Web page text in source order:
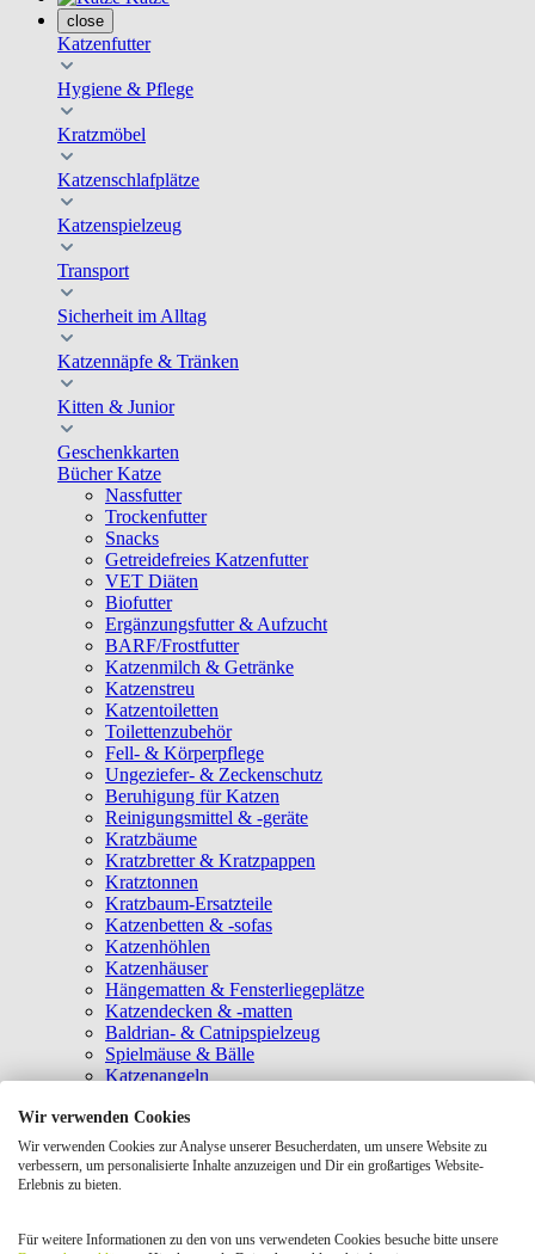
close
Katzenfutter
Hygiene & Pflege
Kratzmöbel
Katzenschlafplätze
Katzenspielzeug
Transport
Sicherheit im Alltag
Katzennäpfe & Tränken
Kitten & Junior
Geschenkkarten
Bücher Katze
Nassfutter
Trockenfutter
Snacks
Getreidefreies Katzenfutter
VET Diäten
Biofutter
Ergänzungsfutter & Aufzucht
BARF/Frostfutter
Katzenmilch & Getränke
Katzenstreu
Katzentoiletten
Toilettenzubehör
Fell- & Körperpflege
Ungeziefer- & Zeckenschutz
Beruhigung für Katzen
Reinigungsmittel & -geräte
Kratzbäume
Kratzbretter & Kratzpappen
Kratztonnen
Kratzbaum-Ersatzteile
Katzenbetten & -sofas
Katzenhöhlen
Katzenhäuser
Hängematten & Fensterliegeplätze
Katzendecken & -matten
Baldrian- & Catnipspielzeug
Spielmäuse & Bälle
Katzenangeln
Laserpointer & Elektrospielzeug
Katzentunnel
Clicker & Target Sticks für Katzen
Weiteres Katzenspielzeug
Tragetaschen
Wir verwenden Cookies
Wir verwenden Cookies zur Analyse unserer Besucherdaten, um unsere Website zu
verbessern, um personalisierte Inhalte anzuzeigen und Dir ein großartiges Website-
Erlebnis zu bieten.
Für weitere Informationen zu den von uns verwendeten Cookies besuche bitte unsere